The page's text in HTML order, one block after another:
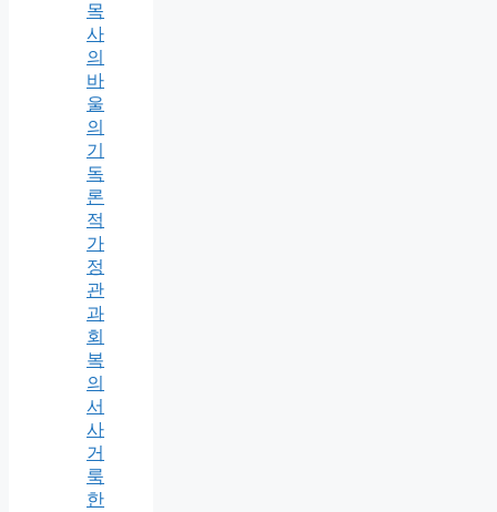
목
사
의
바
울
의
기
독
론
적
가
정
관
과
회
복
의
서
사
거
룩
한